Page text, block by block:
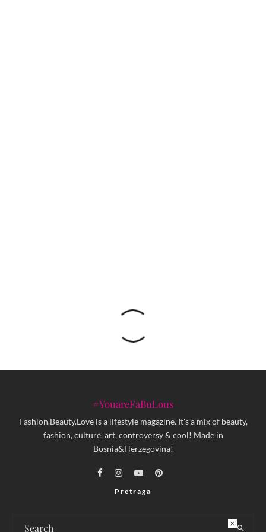
#YouareFaBuLous
Fashion.Beauty.Love is a lifestyle magazine. It's a mix of beauty,
fashion, culture, art, controversy & cool! Made in
Bosnia&Herzegovina!
Pretraga
×